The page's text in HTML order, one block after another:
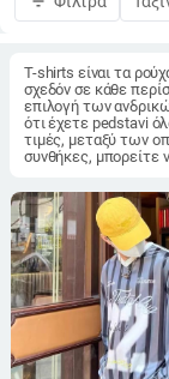
T-shirts είναι τα
σχεδόν σε κάθε
επιλογή των
ότι έχετε pedstavi
τιμές, μεταξύ των
συνθήκες, μπορείτε